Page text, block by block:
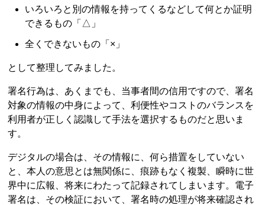
いろいろと別の情報を持ってくるなどして何とか証明
できるもの「△」
全くできないもの「×」
として整理してみました。
署名行為は、あくまでも、当事者間の信用ですので、署名
対象の情報の中身によって、利便性やコストのバランスを
利用者が正しく認識して手法を選択するものだと思いま
す。
デジタルの場合は、その情報に、何ら措置をしていない
と、本人の意思とは無関係に、痕跡もなく複製、瞬時に世
界中に広報、将来にわたって記録されてしまいます。電子
署名は、その検証において、署名時の処理が将来確認され